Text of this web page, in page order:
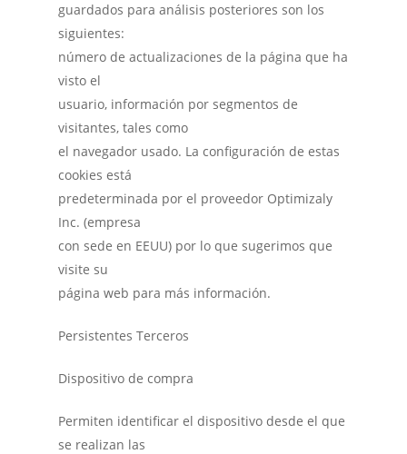
guardados para análisis posteriores son los
siguientes:
número de actualizaciones de la página que ha
visto el
usuario, información por segmentos de
visitantes, tales como
el navegador usado. La configuración de estas
cookies está
predeterminada por el proveedor Optimizaly
Inc. (empresa
con sede en EEUU) por lo que sugerimos que
visite su
página web para más información.
Persistentes Terceros
Dispositivo de compra
Permiten identificar el dispositivo desde el que
se realizan las